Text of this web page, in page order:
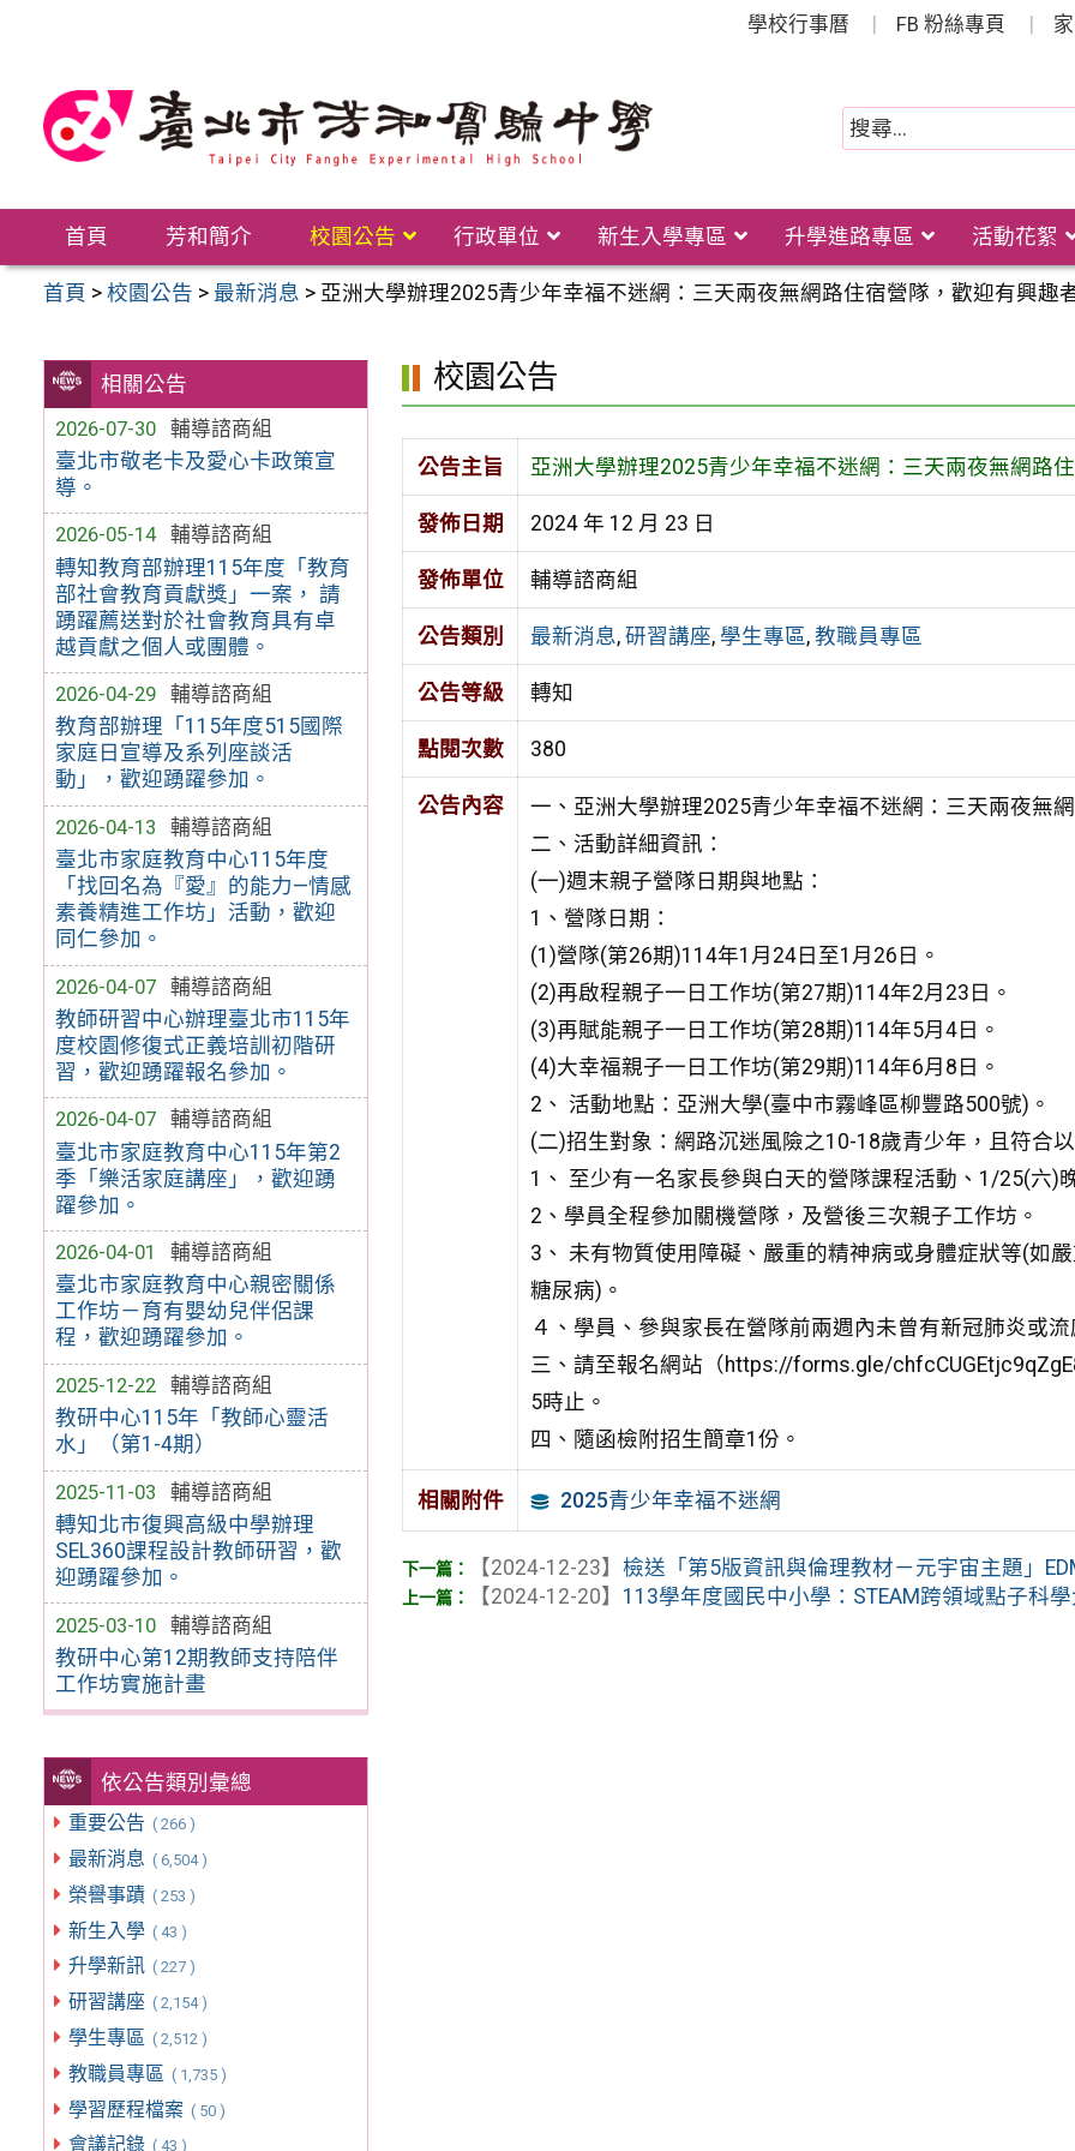
學校行事曆 FB 粉絲專頁
首頁 芳和簡介 校園公告 行政單位 新生入學專區 升學進路專區 活動花絮
首頁 >校園公告 > 最新消息 > 亞洲大學辦理2025青少年幸福不迷網：三天兩夜無網路住宿營隊，歡迎有興趣
相關公告
2026-07-30
輔導諮商組
臺北市敬老卡及愛心卡政策宣
導。
2026-05-14
輔導諮商組
轉知教育部辦理115年度「教育
部社會教育貢獻獎」一案， 請
踴躍薦送對於社會教育具有卓
越貢獻之個人或團體。
2026-04-29
輔導諮商組
教育部辦理「115年度515國際
家庭日宣導及系列座談活
動」，歡迎踴躍參加。
2026-04-13
輔導諮商組
臺北市家庭教育中心115年度
「找回名為『愛』的能力—情感
素養精進工作坊」活動，歡迎
同仁參加。
2026-04-07
輔導諮商組
教師研習中心辦理臺北市115年
度校園修復式正義培訓初階研
習，歡迎踴躍報名參加。
2026-04-07
輔導諮商組
臺北市家庭教育中心115年第2
季「樂活家庭講座」，歡迎踴
躍參加。
2026-04-01
輔導諮商組
臺北市家庭教育中心親密關係
工作坊－育有嬰幼兒伴侶課
程，歡迎踴躍參加。
2025-12-22
輔導諮商組
教研中心115年「教師心靈活
水」（第1-4期）
2025-11-03
輔導諮商組
轉知北市復興高級中學辦理
SEL360課程設計教師研習，歡
迎踴躍參加。
2025-03-10
輔導諮商組
教研中心第12期教師支持陪伴
工作坊實施計畫
依公告類別彙總
重要公告 ( 266 )
最新消息 ( 6,504 )
榮譽事蹟 ( 253 )
新生入學 ( 43 )
升學新訊 ( 227 )
研習講座 ( 2,154 )
學生專區 ( 2,512 )
教職員專區 ( 1,735 )
學習歷程檔案 ( 50 )
會議記錄 ( 43 )
校園公告
公告主旨 亞洲大學辦理2025青少年幸福不迷網：三天兩夜無網路
發佈日期 2024 年 12 月 23 日
發佈單位 輔導諮商組
公告類別 最新消息, 研習講座, 學生專區, 教職員專區
公告等級 轉知
點閱次數 380
公告內容
一、亞洲大學辦理2025青少年幸福不迷網：三天兩夜無
二、活動詳細資訊：
(一)週末親子營隊日期與地點：
1、營隊日期：
(1)營隊(第26期)114年1月24日至1月26日。
(2)再啟程親子一日工作坊(第27期)114年2月23日。
(3)再賦能親子一日工作坊(第28期)114年5月4日。
(4)大幸福親子一日工作坊(第29期)114年6月8日。
2、 活動地點：亞洲大學(臺中市霧峰區柳豐路500號)。
(二)招生對象：網路沉迷風險之10-18歲青少年，且符合以
1、 至少有一名家長參與白天的營隊課程活動、1/25(六)
2、學員全程參加關機營隊，及營後三次親子工作坊。
3、 未有物質使用障礙、嚴重的精神病或身體症狀等(如
糖尿病)。
４、學員、參與家長在營隊前兩週內未曾有新冠肺炎或流
三、請至報名網站（https://forms.gle/
5時止。
四、隨函檢附招生簡章1份。
相關附件 2025青少年幸福不迷網
【2024-12-23】檢送「第5版資訊與倫理教材－元宇宙主題」
【2024-12-20】 113學年度國民中小學：STEAM跨領域點子科